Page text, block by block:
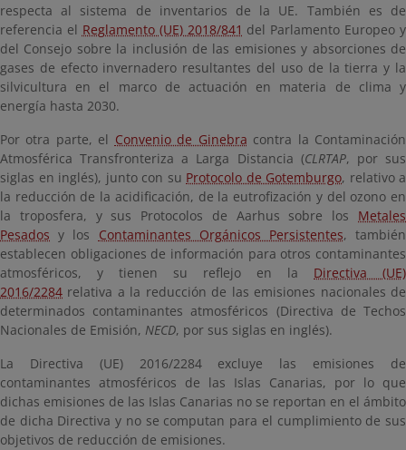
respecta al sistema de inventarios de la UE. También es de
referencia el Reglamento (UE) 2018/841 del Parlamento Europeo y
del Consejo sobre la inclusión de las emisiones y absorciones de
gases de efecto invernadero resultantes del uso de la tierra y la
silvicultura en el marco de actuación en materia de clima y
energía hasta 2030.
Por otra parte, el Convenio de Ginebra contra la Contaminación
Atmosférica Transfronteriza a Larga Distancia (CLRTAP, por sus
siglas en inglés), junto con su Protocolo de Gotemburgo, relativo a
la reducción de la acidificación, de la eutrofización y del ozono en
la troposfera, y sus Protocolos de Aarhus sobre los Metales
Pesados y los Contaminantes Orgánicos Persistentes, también
establecen obligaciones de información para otros contaminantes
atmosféricos, y tienen su reflejo en la Directiva (UE)
2016/2284 relativa a la reducción de las emisiones nacionales de
determinados contaminantes atmosféricos (Directiva de Techos
Nacionales de Emisión, NECD, por sus siglas en inglés).
La Directiva (UE) 2016/2284 excluye las emisiones de
contaminantes atmosféricos de las Islas Canarias, por lo que
dichas emisiones de las Islas Canarias no se reportan en el ámbito
de dicha Directiva y no se computan para el cumplimiento de sus
objetivos de reducción de emisiones.